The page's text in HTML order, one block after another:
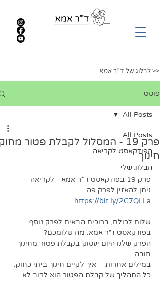
<< לבלוג של ד״ר אמא
פוסט
All Posts
הפודקאסט לקריאה
הבלוג שלי
All Posts
פרק 19 - המסלול לקבלת פטור
חינוך
פרק 19 בפודקאסט ד"ר אמא - לקריאה
ניתן להאזין לפרק פה:
https://bit.ly/2C7QLLa
שלום לכולם, ברוכים הבאים לפרק נוסף
בפודקאסט ד״ר אמא. מה שלומכם?
הפרק שלנו היום יעסוק בקבלת פטור מחינוך
חובה.
במילים אחרות – איך לקיים חינוך ביתי כחוק.
כל התהליך של קבלת הפטור הוא לרוב לא